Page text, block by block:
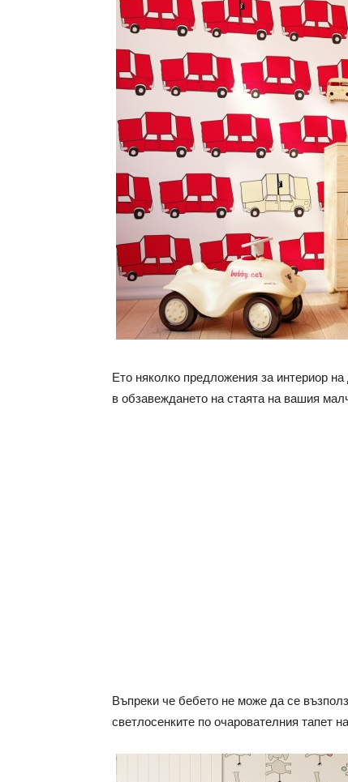
Ето няколко предложения за интериор
в обзавеждането на стаята на вашия
Въпреки че бебето не може да се
светлосенките по очарователния тапет